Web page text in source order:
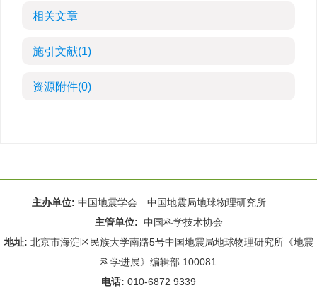
相关文章
施引文献(1)
资源附件(0)
主办单位: 中国地震学会 中国地震局地球物理研究所
主管单位: 中国科学技术协会
地址: 北京市海淀区民族大学南路5号中国地震局地球物理研究所《地震
科学进展》编辑部 100081
电话: 010-6872 9339